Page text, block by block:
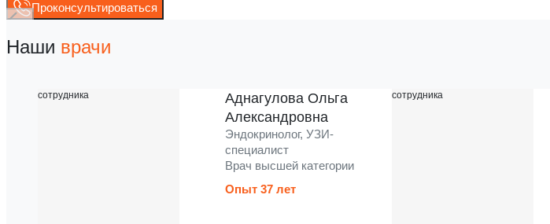
Проконсультироваться
Наши врачи
Аднагулова Ольга
Александровна
Эндокринолог, УЗИ-
специалист
Врач высшей категории
Опыт 37 лет